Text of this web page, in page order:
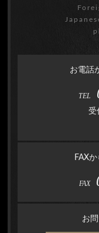
お電話
TEL
受
FAX
FAX
お